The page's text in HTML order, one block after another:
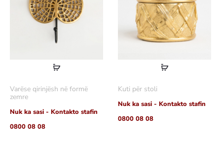
Lexoni
Varëse qirinjësh në formë
zemre
Nuk ka sasi - Kontakto stafin
0800 08 08
Lexoni
Kuti për stoli
Nuk ka sasi - Kontakto stafin
0800 08 08